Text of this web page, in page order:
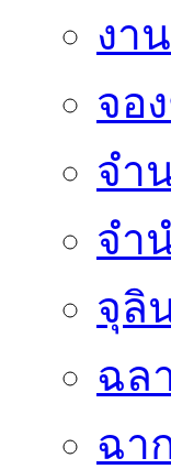
งา
จอ
จำ
จำ
จุลิ
ฉล
ฉา